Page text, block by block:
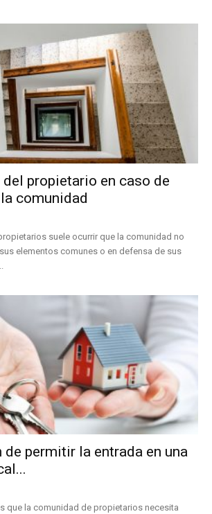
propietario en caso de
comunidad
suele ocurrir que la comunidad no
elementos comunes o en defensa de sus
de permitir la entrada en una
que la comunidad de propietarios necesita